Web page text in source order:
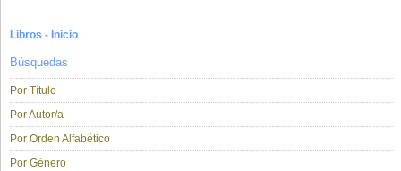
Libros - Inicio
Búsquedas
Por Título
Por Autor/a
Por Orden Alfabético
Por Género